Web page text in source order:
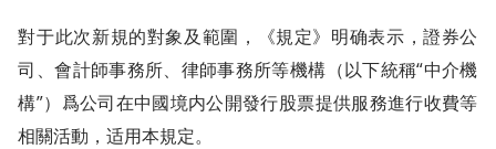
對于此次新規的對象及範圍，《規定》明确表示，證券公
司、會計師事務所、律師事務所等機構（以下統稱“中介機
構”）爲公司在中國境内公開發行股票提供服務進行收費等
相關活動，适用本規定。